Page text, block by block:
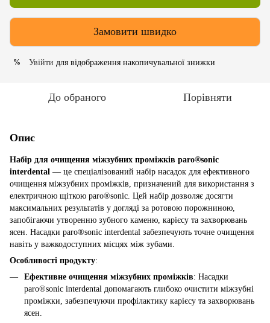
Замовити швидко
% Увійти для відображення накопичувальної знижки
До обраного Порівняти
Опис
Набір для очищення міжзубних проміжків paro®sonic
interdental — це спеціалізований набір насадок для ефективного
очищення міжзубних проміжків, призначений для використання з
електричною щіткою paro®sonic. Цей набір дозволяє досягти
максимальних результатів у догляді за ротовою порожниною,
запобігаючи утворенню зубного каменю, карієсу та захворювань
ясен. Насадки paro®sonic interdental забезпечують точне очищення
навіть у важкодоступних місцях між зубами.
Особливості продукту:
Ефективне очищення міжзубних проміжків: Насадки
paro®sonic interdental допомагають глибоко очистити міжзубні
проміжки, забезпечуючи профілактику карієсу та захворювань
ясен.